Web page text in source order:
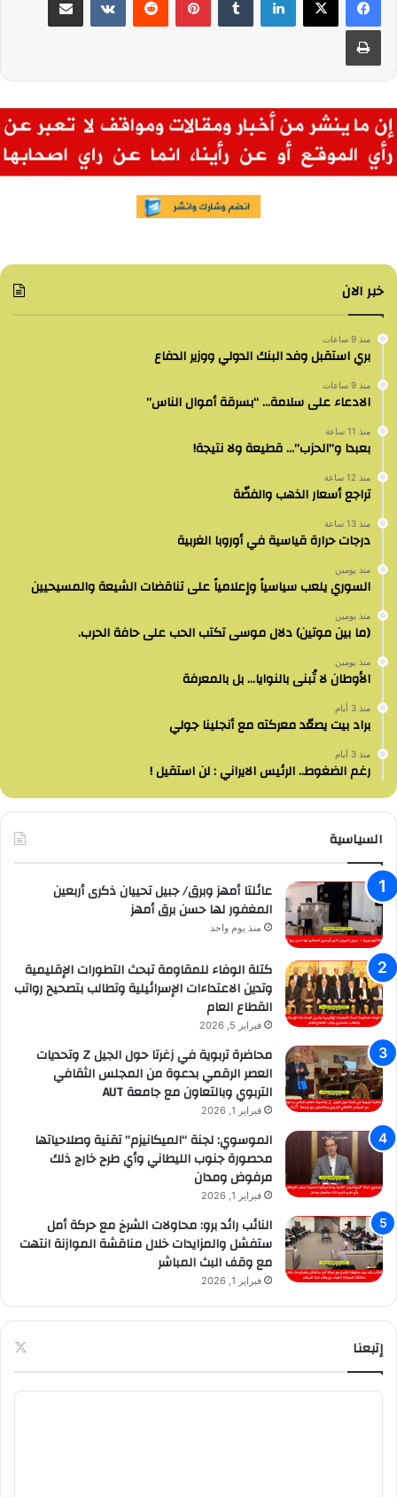
طباعة
خبر الان
منذ 9 ساعات
بري استقبل وفد البنك الدولي ووزير الدفاع
منذ 9 ساعات
الادعاء على سلامة… “بسرقة أموال الناس”
منذ 11 ساعة
بعبدا و”الحزب”… قطيعة ولا نتيجة!
منذ 12 ساعة
تراجع أسعار الذهب والفضّة
منذ 13 ساعة
درجات حرارة قياسية في أوروبا الغربية
منذ يومين
السوري يلعب سياسياً وإعلامياً على تناقضات الشيعة والمسيحيين
منذ يومين
(ما بين موتين) دلال موسى تكتب الحب على حافة الحرب.
منذ يومين
الأوطان لا تُبنى بالنوايا… بل بالمعرفة
منذ 3 أيام
براد بيت يصعّد معركته مع أنجلينا جولي
منذ 3 أيام
رغم الضغوط.. الرئيس الايراني : لن استقيل !
السياسية
عائلتا أمهز وبرق/ جبيل تحييان ذكرى أربعين
المغفور لها حسن برق أمهز
منذ يوم واحد
كتلة الوفاء للمقاومة تبحث التطورات الإقليمية
وتدين الاعتداءات الإسرائيلية وتطالب بتصحيح رواتب
القطاع العام
فبراير 5, 2026
محاضرة تربوية في زغرتا حول الجيل Z وتحديات
العصر الرقمي بدعوة من المجلس الثقافي
التربوي وبالتعاون مع جامعة AUT
فبراير 1, 2026
الموسوي: لجنة “الميكانيزم” تقنية وصلاحياتها
محصورة جنوب الليطاني وأي طرح خارج ذلك
مرفوض ومدان
فبراير 1, 2026
النائب رائد برو: محاولات الشرخ مع حركة أمل
ستفشل والمزايدات خلال مناقشة الموازنة انتهت
مع وقف البث المباشر
فبراير 1, 2026
إتبعنا